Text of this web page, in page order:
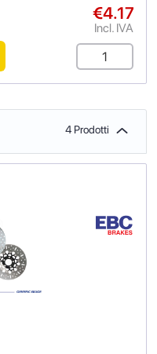
€4.17
Incl. IVA
4 Prodotti